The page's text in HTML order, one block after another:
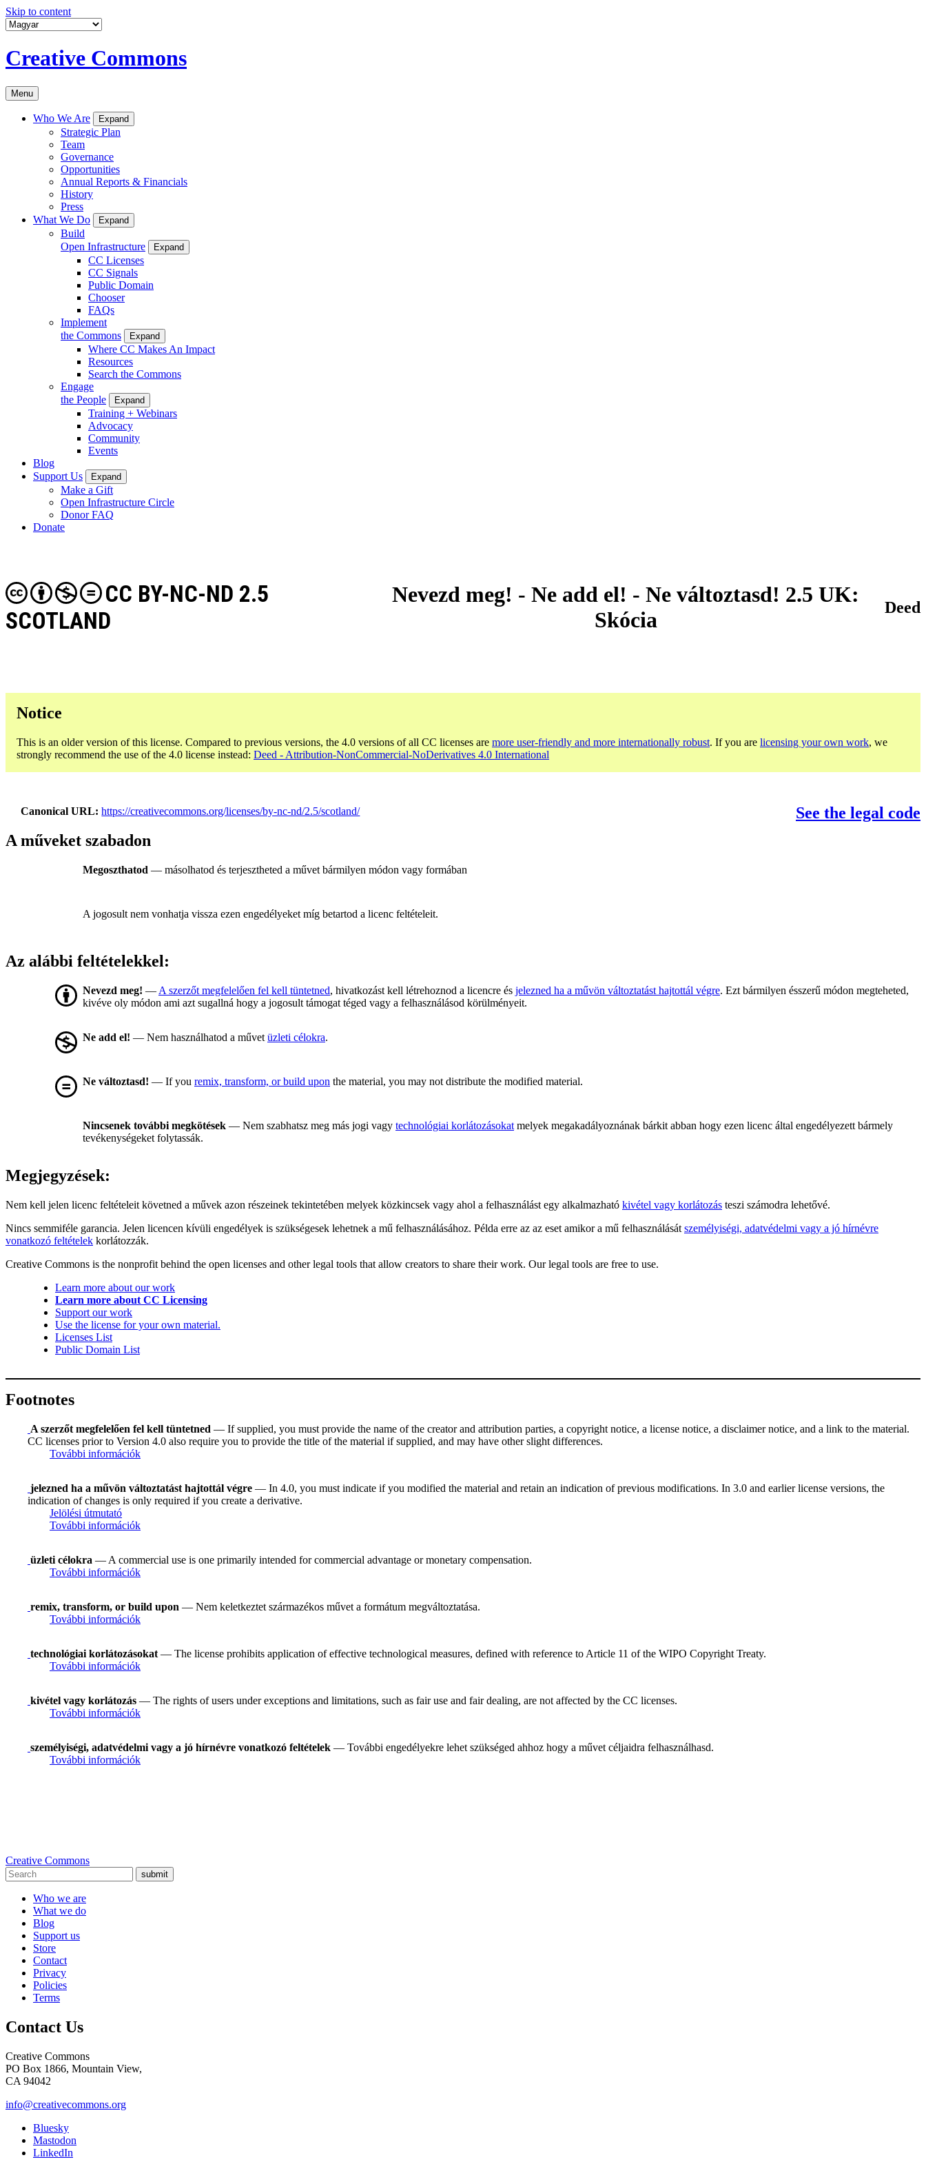
Skip to content
Creative Commons
Menu
Who We Are Expand
Strategic Plan
Team
Governance
Opportunities
Annual Reports & Financials
History
Press
What We Do
Expand
Build
Open Infrastructure
Expand
CC Licenses
CC Signals
Public Domain
Chooser
FAQs
Implement
the Commons
Expand
Where CC Makes An Impact
Resources
Search the Commons
Engage
the People
Expand
Training + Webinars
Advocacy
Community
Events
Blog
Support Us
Expand
Make a Gift
Open Infrastructure Circle
Donor FAQ
Donate
Nevezd meg! - Ne add el! - Ne változtasd! 2.5 UK:
Skócia
CC BY-NC-ND 2.5
SCOTLAND
Deed
Notice
This is an older version of this license. Compared to previous versions, the 4.0 versions of all CC licenses are more user-friendly and more internationally robust. If you are licensing your own work, we
strongly recommend the use of the 4.0 license instead: Deed - Attribution-NonCommercial-NoDerivatives 4.0 International
Canonical URL https://creativecommons.org/licenses/by-nc-nd/2.5/scotland/
See the legal code
A műveket szabadon
Megoszthatod — másolhatod és terjesztheted a művet bármilyen módon vagy formában
A jogosult nem vonhatja vissza ezen engedélyeket míg betartod a licenc feltételeit.
Az alábbi feltételekkel:
Nevezd meg! — A szerzőt megfelelően fel kell tüntetned, hivatkozást kell létrehoznod a licencre és jelezned ha a művön változtatást hajtottál végre. Ezt bármilyen ésszerű módon megteheted,
kivéve oly módon ami azt sugallná hogy a jogosult támogat téged vagy a felhasználásod körülményeit.
Ne add el! — Nem használhatod a művet üzleti célokra.
Ne változtasd! — If you remix, transform, or build upon the material, you may not distribute the modified material.
Nincsenek további megkötések — Nem szabhatsz meg más jogi vagy technológiai korlátozásokat melyek megakadályoznának bárkit abban hogy ezen licenc által engedélyezett bármely
tevékenységeket folytassák.
Megjegyzések:
Nem kell jelen licenc feltételeit követned a művek azon részeinek tekintetében melyek közkincsek vagy ahol a felhasználást egy alkalmazható kivétel vagy korlátozás teszi számodra lehetővé.
Nincs semmiféle garancia. Jelen licencen kívüli engedélyek is szükségesek lehetnek a mű felhasználásához. Példa erre az az eset amikor a mű felhasználását személyiségi, adatvédelmi vagy a jó hírnévre
vonatkozó feltételek korlátozzák.
Creative Commons is the nonprofit behind the open licenses and other legal tools that allow creators to share their work. Our legal tools are free to use.
Learn more about our work
Learn more about CC Licensing
Support our work
Use the license for your own material.
Licenses List
Public Domain List
Footnotes
A szerzőt megfelelően fel kell tüntetned — If supplied, you must provide the name of the creator and attribution parties, a copyright notice, a license notice, a disclaimer notice, and a link to the material.
CC licenses prior to Version 4.0 also require you to provide the title of the material if supplied, and may have other slight differences.
További információk
jelezned ha a művön változtatást hajtottál végre — In 4.0, you must indicate if you modified the material and retain an indication of previous modifications. In 3.0 and earlier license versions, the
indication of changes is only required if you create a derivative.
Jelölési útmutató
További információk
üzleti célokra — A commercial use is one primarily intended for commercial advantage or monetary compensation.
További információk
remix, transform, or build upon — Nem keletkeztet származékos művet a formátum megváltoztatása.
További információk
technológiai korlátozásokat — The license prohibits application of effective technological measures, defined with reference to Article 11 of the WIPO Copyright Treaty.
További információk
kivétel vagy korlátozás — The rights of users under exceptions and limitations, such as fair use and fair dealing, are not affected by the CC licenses.
További információk
személyiségi, adatvédelmi vagy a jó hírnévre vonatkozó feltételek — További engedélyekre lehet szükséged ahhoz hogy a művet céljaidra felhasználhasd.
További információk
Creative Commons
submit
Who we are
What we do
Blog
Support us
Store
Contact
Privacy
Policies
Terms
Contact Us
Creative Commons
PO Box 1866, Mountain View,
CA 94042
info@creativecommons.org
Bluesky
Mastodon
LinkedIn